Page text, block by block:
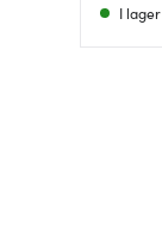
I lager